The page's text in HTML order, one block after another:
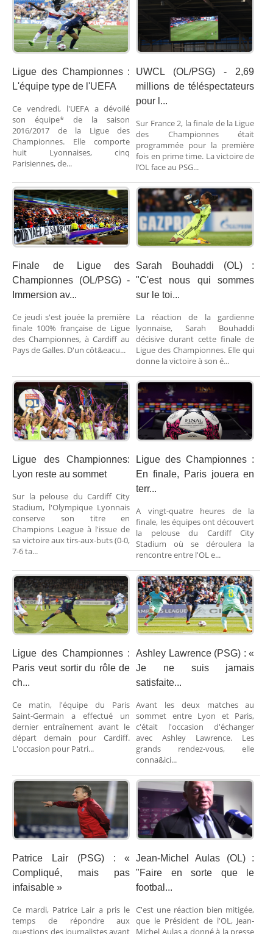
Ligue des Championnes :
L'équipe type de l'UEFA
Ce vendredi, l'UEFA a dévoilé
son équipe* de la saison
2016/2017 de la Ligue des
Championnes. Elle comporte
huit Lyonnaises, cinq
Parisiennes, de...
UWCL (OL/PSG) - 2,69
millions de téléspectateurs
pour l...
Sur France 2, la finale de la Ligue
des Championnes était
programmée pour la première
fois en prime time. La victoire de
l’OL face au PSG...
Finale de Ligue des
Championnes (OL/PSG) -
Immersion av...
Ce jeudi s'est jouée la première
finale 100% française de Ligue
des Championnes, à Cardiff au
Pays de Galles. D'un côt&eacu...
Sarah Bouhaddi (OL) :
"C'est nous qui sommes
sur le toi...
La réaction de la gardienne
lyonnaise, Sarah Bouhaddi
décisive durant cette finale de
Ligue des Championnes. Elle qui
donne la victoire à son é...
Ligue des Championnes:
Lyon reste au sommet
Sur la pelouse du Cardiff City
Stadium, l'Olympique Lyonnais
conserve son titre en
Champions League à l'issue de
sa victoire aux tirs-aux-buts (0-0,
7-6 ta...
Ligue des Championnes :
En finale, Paris jouera en
terr...
A vingt-quatre heures de la
finale, les équipes ont découvert
la pelouse du Cardiff City
Stadium où se déroulera la
rencontre entre l'OL e...
Ligue des Championnes :
Paris veut sortir du rôle de
ch...
Ce matin, l'équipe du Paris
Saint-Germain a effectué un
dernier entraînement avant le
départ demain pour Cardiff.
L'occasion pour Patri...
Ashley Lawrence (PSG) : «
Je ne suis jamais
satisfaite...
Avant les deux matches au
sommet entre Lyon et Paris,
c'était l'occasion d'échanger
avec Ashley Lawrence. Les
grands rendez-vous, elle
conna&ici...
Patrice Lair (PSG) : «
Compliqué, mais pas
infaisable »
Ce mardi, Patrice Lair a pris le
temps de répondre aux
questions des journalistes avant
Jean-Michel Aulas (OL) :
"Faire en sorte que le
footbal...
C'est une réaction bien mitigée,
que le Président de l'OL, Jean-
Michel Aulas a donné à la presse